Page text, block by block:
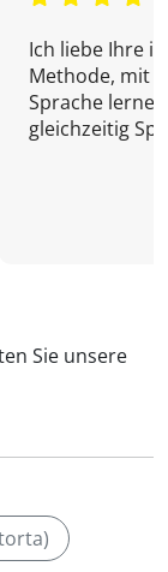
Ich liebe Ihre
Methode, mit
Sprache
gleichzeitig
Sie unsere